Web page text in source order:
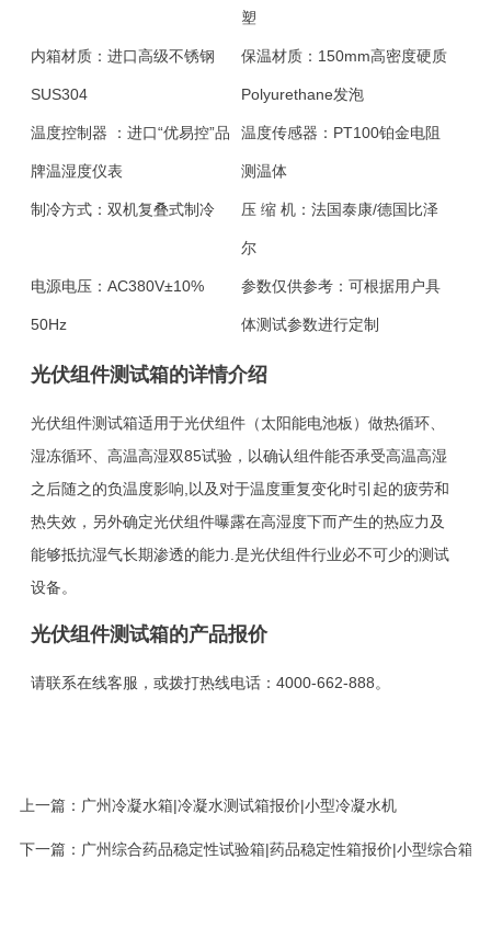
塑
内箱材质： 进口高级不锈钢
SUS304
保温材质： 150mm高密度硬质
Polyurethane发泡
温度控制器 ： 进口“优易控”品
牌温湿度仪表
温度传感器： PT100铂金电阻
测温体
制冷方式： 双机复叠式制冷 压 缩 机： 法国泰康/德国比泽
尔
电源电压： AC380V±10%
50Hz
参数仅供参考： 可根据用户具
体测试参数进行定制
光伏组件测试箱的详情介绍
光伏组件测试箱适用于光伏组件（太阳能电池板）做热循环、
湿冻循环、高温高湿双85试验，以确认组件能否承受高温高湿
之后随之的负温度影响,以及对于温度重复变化时引起的疲劳和
热失效，另外确定光伏组件曝露在高湿度下而产生的热应力及
能够抵抗湿气长期渗透的能力.是光伏组件行业必不可少的测试
设备。
光伏组件测试箱的产品报价
请联系在线客服，或拨打热线电话：4000-662-888。
上一篇： 广州冷凝水箱|冷凝水测试箱报价|小型冷凝水机
下一篇： 广州综合药品稳定性试验箱|药品稳定性箱报价|小型综合箱